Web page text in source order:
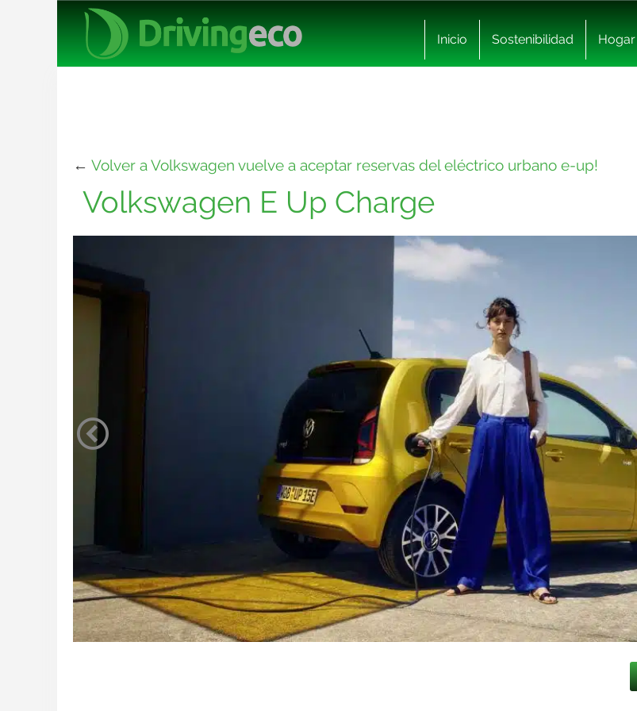
Inicio Sostenibilidad Hogar
← Volver a Volkswagen vuelve a aceptar reservas del eléctrico urbano e-up!
Volkswagen E Up Charge